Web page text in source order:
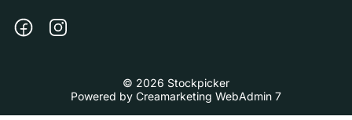
© 2026 Stockpicker
Powered by Creamarketing WebAdmin 7